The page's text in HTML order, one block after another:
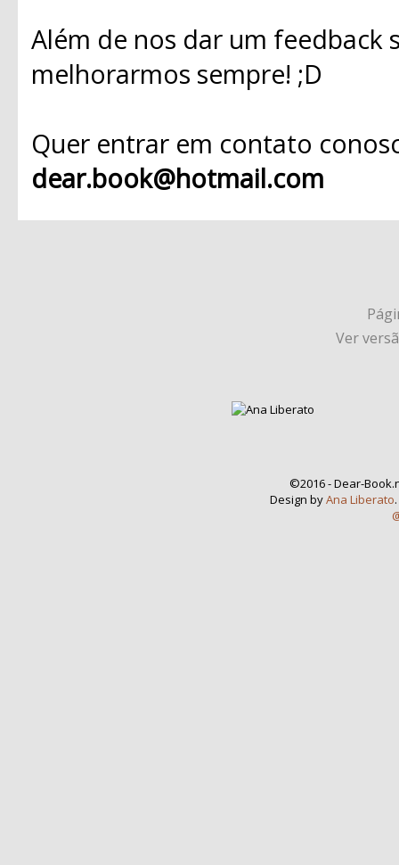
Além de nos dar um
melhorarmos sempre! ;D
Quer entrar em contato
dear.book@hotmail.com
Ver
©2016 - Dear-
Design byAna Liberato